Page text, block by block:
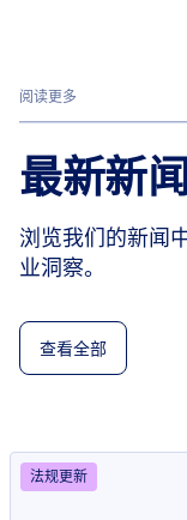
阅读更多
最新新闻
浏览我们的新闻
业洞察。
查看全部
法规更新